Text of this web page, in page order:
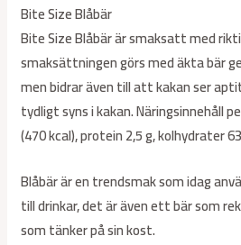
Bite Size Blåbär
Bite Size Blåbär är smaksatt med
smaksättningen görs med äkta bär
men bidrar även till att kakan ser
tydligt syns i kakan. Näringsinnehåll
(470 kcal), protein 2,5 g, kolhydrater
Blåbär är en trendsmak som idag
till drinkar, det är även ett bär som
som tänker på sin kost.